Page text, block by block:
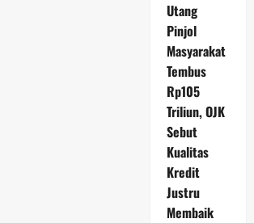
Utang
Pinjol
Masyarakat
Tembus
Rp105
Triliun, OJK
Sebut
Kualitas
Kredit
Justru
Membaik